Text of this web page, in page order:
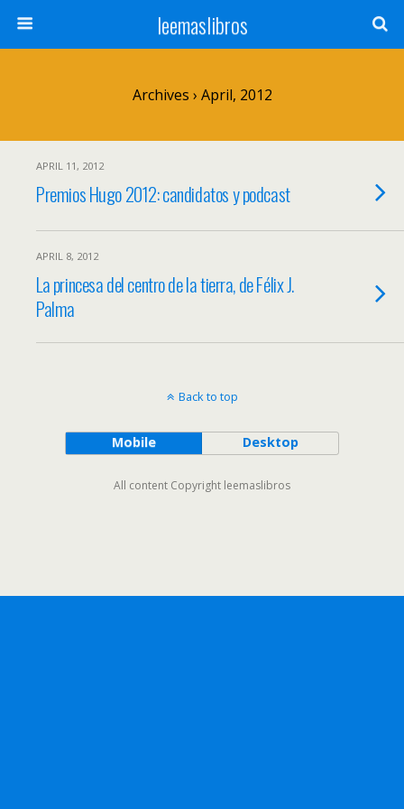
leemaslibros
Archives › April, 2012
APRIL 11, 2012
Premios Hugo 2012: candidatos y podcast
APRIL 8, 2012
La princesa del centro de la tierra, de Félix J.
Palma
Back to top
Mobile Desktop
All content Copyright leemaslibros